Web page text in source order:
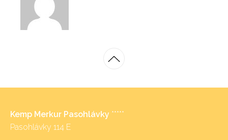
Kemp Merkur Pasohlávky *****
Pasohlávky 114 E